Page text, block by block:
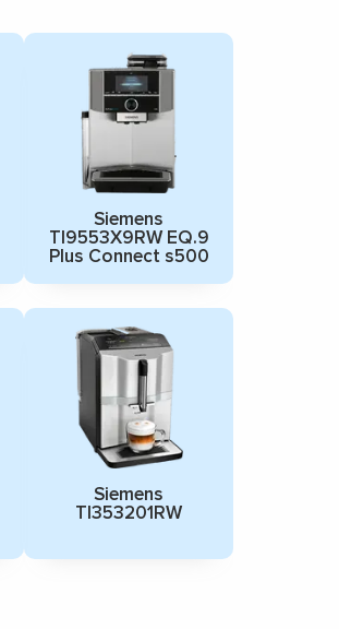
Siemens
TI9553X9RW EQ.9
Plus Connect s500
Siemens
TI353201RW